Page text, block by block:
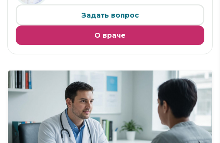
Задать вопрос
О враче